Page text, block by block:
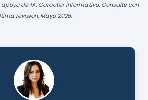
de IA. Carácter informativo. Consulte con
revisión: Mayo 2026.